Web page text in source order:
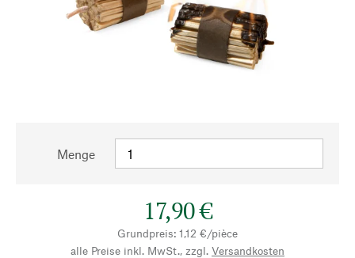
Menge
17,90 €
Grundpreis: 1,12 €/pièce
alle Preise inkl. MwSt., zzgl. Versandkosten